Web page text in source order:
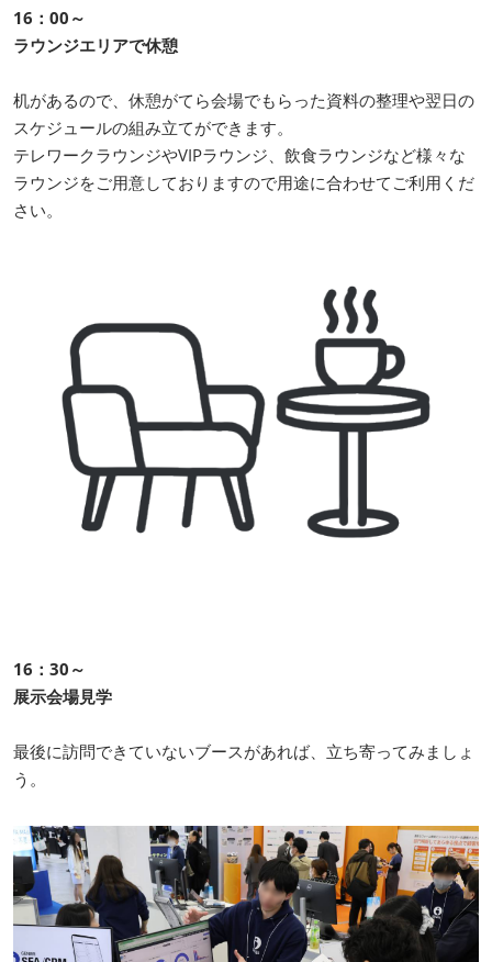
16：00～
ラウンジエリアで休憩
机があるので、休憩がてら会場でもらった資料の整理や翌日の
スケジュールの組み立てができます。
テレワークラウンジやVIPラウンジ、飲食ラウンジなど様々な
ラウンジをご用意しておりますので用途に合わせてご利用くだ
さい。
16：30～
展示会場見学
最後に訪問できていないブースがあれば、立ち寄ってみましょ
う。